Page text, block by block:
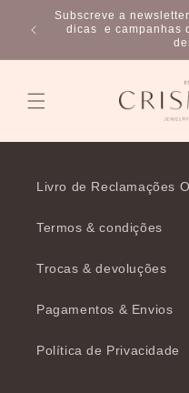
para o
conteúdo
Subscreve a
dicas e campanhas
Livro de Reclamações
Termos & condições
Trocas & devoluções
Pagamentos & Envios
Política de Privacidade